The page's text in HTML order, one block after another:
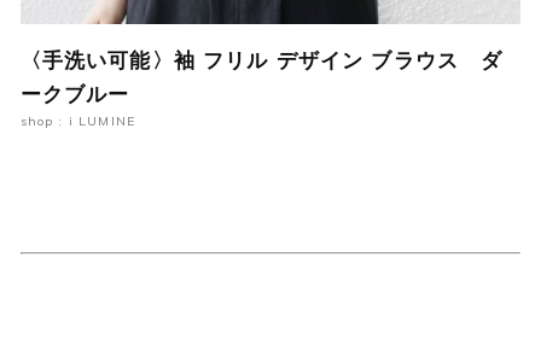
〈手洗い可能〉袖 フリル デザイン ブラウス ダ
ークブルー
shop : i LUMINE